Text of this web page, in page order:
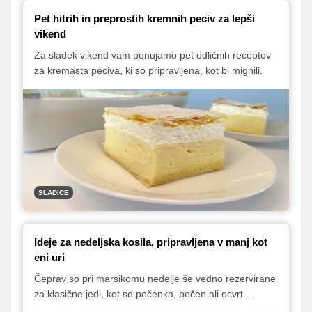
Pet hitrih in preprostih kremnih peciv za lepši
vikend
Za sladek vikend vam ponujamo pet odličnih receptov
za kremasta peciva, ki so pripravljena, kot bi mignili.
SLADICE
Ideje za nedeljska kosila, pripravljena v manj kot
eni uri
Čeprav so pri marsikomu nedelje še vedno rezervirane
za klasične jedi, kot so pečenka, pečen ali ocvrt